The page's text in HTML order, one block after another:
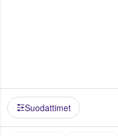
Suodattimet